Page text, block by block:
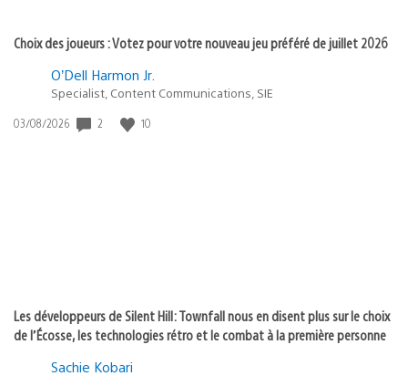
Choix des joueurs : Votez pour votre nouveau jeu préféré de juillet 2026
O’Dell Harmon Jr.
Specialist, Content Communications, SIE
Date
03/08/2026 2 10
Les développeurs de Silent Hill: Townfall nous en disent plus sur le choix
de l’Écosse, les technologies rétro et le combat à la première personne
Sachie Kobari